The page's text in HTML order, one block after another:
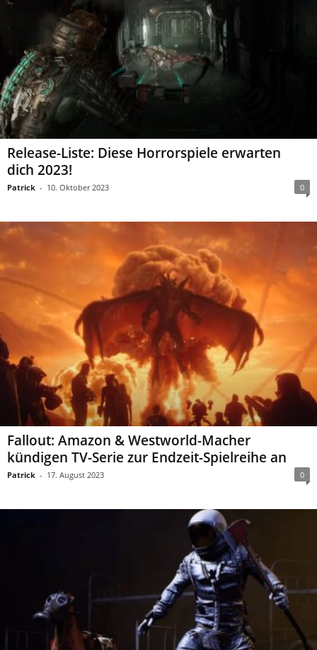
Release-Liste: Diese Horrorspiele erwarten
dich 2023!
Patrick - 10. Oktober 2023 0
Fallout: Amazon & Westworld-Macher
kündigen TV-Serie zur Endzeit-Spielreihe an
Patrick - 17. August 2023 0